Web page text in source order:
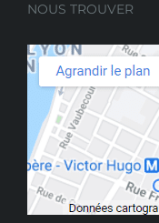
NOUS TROUVER